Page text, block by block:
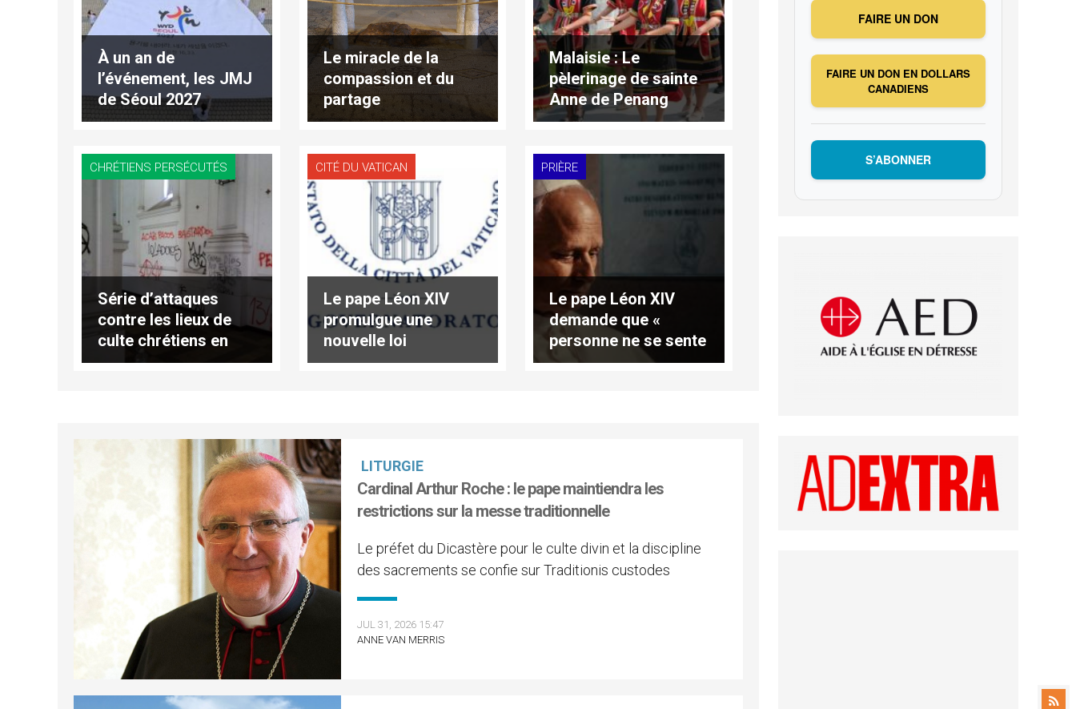
À un an de
l’événement, les JMJ
de Séoul 2027
entrent dans une
leur préparation
Le miracle de la
compassion et du
partage
Malaisie : Le
pèlerinage de sainte
Anne de Penang
attire des milliers de
Sud-Est
CHRÉTIENS PERSÉCUTÉS
Série d’attaques
contre les lieux de
culte chrétiens en
Occident
CITÉ DU VATICAN
Le pape Léon XIV
promulgue une
nouvelle loi
fondamentale pour
PRIÈRE
Le pape Léon XIV
demande que «
personne ne se sente
invisible »
LITURGIE
Cardinal Arthur Roche : le pape maintiendra les
restrictions sur la messe traditionnelle
Le préfet du Dicastère pour le culte divin et la discipline
des sacrements se confie sur Traditionis custodes
JUL 31, 2026 15:47
ANNE VAN MERRIS
FAIRE UN DON
FAIRE UN DON EN DOLLARS
CANADIENS
S’ABONNER